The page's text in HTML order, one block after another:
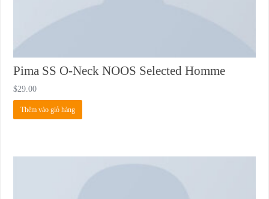
Pima SS O-Neck NOOS Selected Homme
$29.00
Thêm vào giỏ hàng